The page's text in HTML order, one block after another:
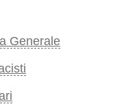
Generale